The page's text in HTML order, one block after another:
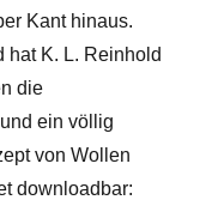
Kant hinaus.
hat K. L. Reinhold
die
ein völlig
vonWollen
downloadbar: